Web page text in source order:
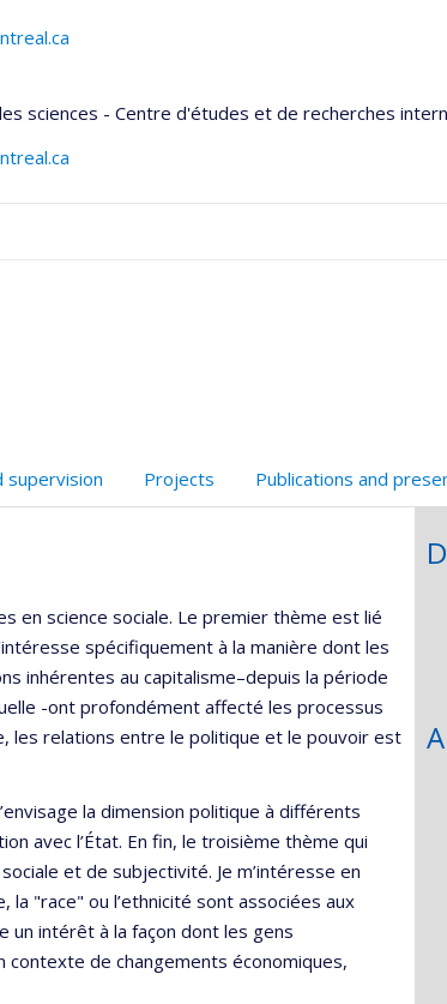
sciences - Centre d'études et de recherches
supervision Projects Publications and
en science sociale. Le premier thème est lié
spécifiquement à la manière dont les
inhérentes au capitalisme–depuis la période
-ont profondément affecté les processus
les relations entre le politique et le pouvoir est
la dimension politique à différents
avec l’État. En fin, le troisième thème qui
et de subjectivité. Je m’intéresse en
"race" ou l’ethnicité sont associées aux
un intérêt à la façon dont les gens
de changements économiques,